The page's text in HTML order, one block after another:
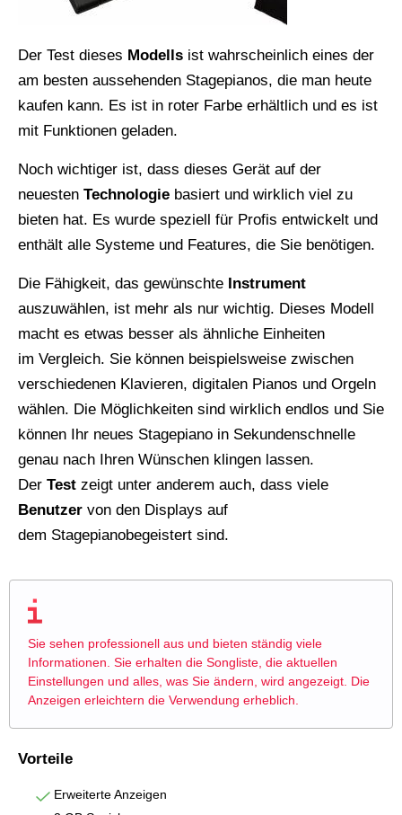
Der Test dieses Modells ist wahrscheinlich eines der
am besten aussehenden Stagepianos, die man heute
kaufen kann. Es ist in roter Farbe erhältlich und es ist
mit Funktionen geladen.
Noch wichtiger ist, dass dieses Gerät auf der
neuesten Technologie basiert und wirklich viel zu
bieten hat. Es wurde speziell für Profis entwickelt und
enthält alle Systeme und Features, die Sie benötigen.
Die Fähigkeit, das gewünschte Instrument
auszuwählen, ist mehr als nur wichtig. Dieses Modell
macht es etwas besser als ähnliche Einheiten
im Vergleich. Sie können beispielsweise zwischen
verschiedenen Klavieren, digitalen Pianos und Orgeln
wählen. Die Möglichkeiten sind wirklich endlos und Sie
können Ihr neues Stagepiano in Sekundenschnelle
genau nach Ihren Wünschen klingen lassen.
Der Test zeigt unter anderem auch, dass viele
Benutzer von den Displays auf
dem Stagepianobegeistert sind.
Sie sehen professionell aus und bieten ständig viele
Informationen. Sie erhalten die Songliste, die aktuellen
Einstellungen und alles, was Sie ändern, wird angezeigt. Die
Anzeigen erleichtern die Verwendung erheblich.
Vorteile
Erweiterte Anzeigen